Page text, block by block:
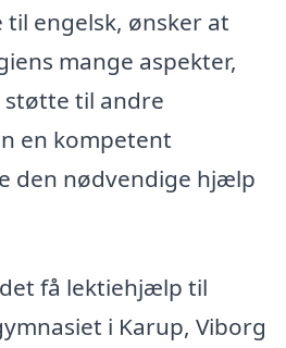
engelsk, ønsker at
mange aspekter,
til andre
en kompetent
den nødvendige hjælp
få lektiehjælp til
i Karup, Viborg